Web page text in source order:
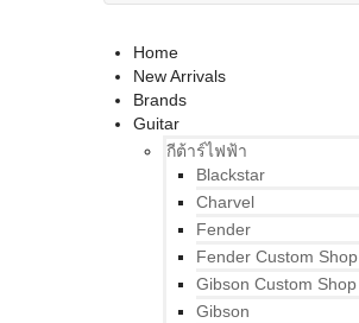
Home
New Arrivals
Brands
Guitar
กีต้าร์ไฟฟ้า
Blackstar
Charvel
Fender
Fender Custom Shop
Gibson Custom Shop
Gibson